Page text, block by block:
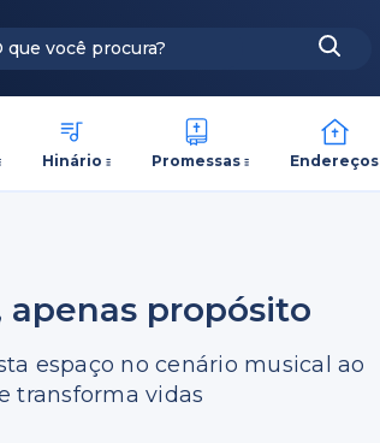
Hinário Promessas Endereços
apenas propósito
espaço no cenário musical ao
transforma vidas